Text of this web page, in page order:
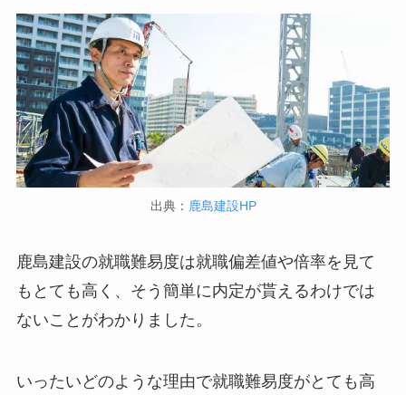
出典： 鹿島建設HP
鹿島建設の就職難易度は就職偏差値や倍率を見て
もとても高く、そう簡単に内定が貰えるわけでは
ないことがわかりました。
いったいどのような理由で就職難易度がとても高